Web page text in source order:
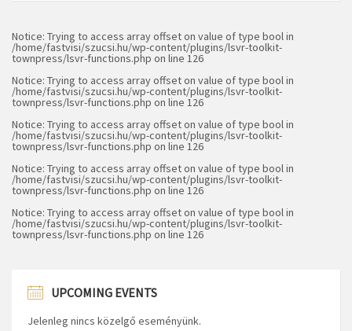
Notice: Trying to access array offset on value of type bool in
/home/fastvisi/szucsi.hu/wp-content/plugins/lsvr-toolkit-
townpress/lsvr-functions.php on line 126
Notice: Trying to access array offset on value of type bool in
/home/fastvisi/szucsi.hu/wp-content/plugins/lsvr-toolkit-
townpress/lsvr-functions.php on line 126
Notice: Trying to access array offset on value of type bool in
/home/fastvisi/szucsi.hu/wp-content/plugins/lsvr-toolkit-
townpress/lsvr-functions.php on line 126
Notice: Trying to access array offset on value of type bool in
/home/fastvisi/szucsi.hu/wp-content/plugins/lsvr-toolkit-
townpress/lsvr-functions.php on line 126
Notice: Trying to access array offset on value of type bool in
/home/fastvisi/szucsi.hu/wp-content/plugins/lsvr-toolkit-
townpress/lsvr-functions.php on line 126
UPCOMING EVENTS
Jelenleg nincs közelgő eseményünk.